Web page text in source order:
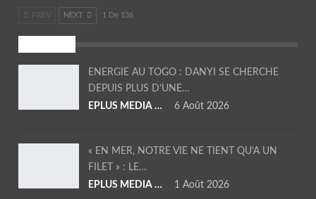
PREV NEXT 1 De 136
ENERGIE AU TOGO : DANYI SE CHERCHE
DEPUIS PLUS D’UNE…
EPLUS MEDIA TV
6 Août 2026
« EN MER, NOTRE VIE NE TIENT QU’A UN
FILET » : LE…
EPLUS MEDIA TV
1 Août 2026